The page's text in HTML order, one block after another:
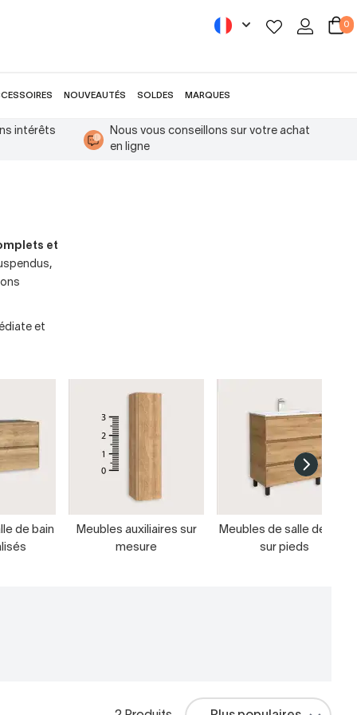
0
NOUVEAUTÉS SOLDES MARQUES
intérêts
Nous vous conseillons sur votre achat
en ligne
et
et
de bain
Meubles auxiliaires sur
mesure
Meubles de salle de bain
sur pieds